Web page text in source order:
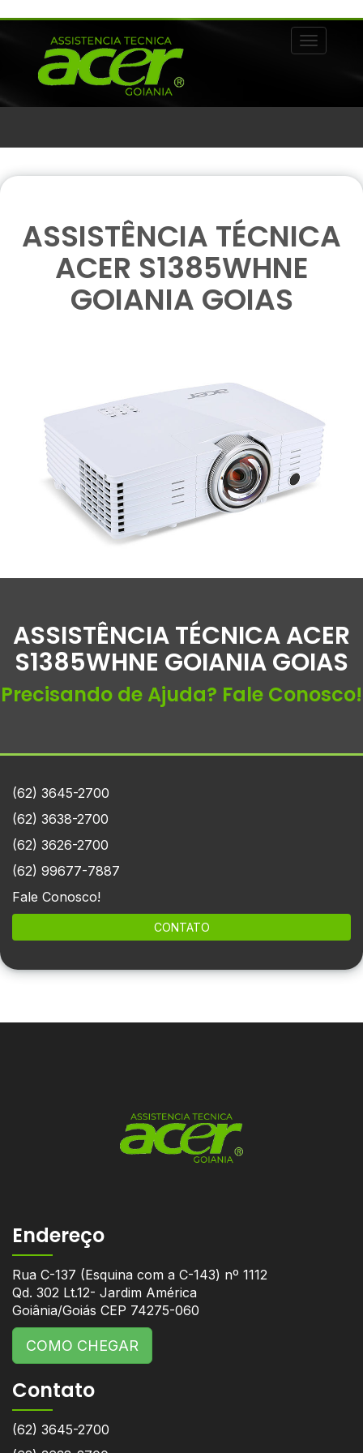
Alternar
ASSISTÊNCIA TÉCNICA
ACER S1385WHNE
GOIANIA GOIAS
ASSISTÊNCIA TÉCNICA ACER
S1385WHNE GOIANIA GOIAS
Precisando de Ajuda? Fale Conosco!
(62) 3645-2700
(62) 3638-2700
(62) 3626-2700
(62) 99677-7887
Fale Conosco!
CONTATO
Endereço
Rua C-137 (Esquina com a C-143) nº 1112
Qd. 302 Lt.12- Jardim América
Goiânia/Goiás CEP 74275-060
COMO CHEGAR
Contato
(62) 3645-2700